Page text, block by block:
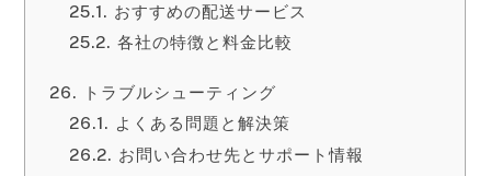
おすすめの配送サービス
各社の特徴と料金比較
トラブルシューティング
よくある問題と解決策
お問い合わせ先とサポート情報